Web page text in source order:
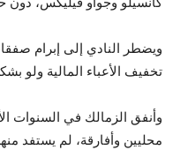
ويضطر النادي إلى إبرام
تخفيف الأعباء المالية ولو
وأنفق الزمالك في السنوات
محليين وأفارقة، لم يستفد